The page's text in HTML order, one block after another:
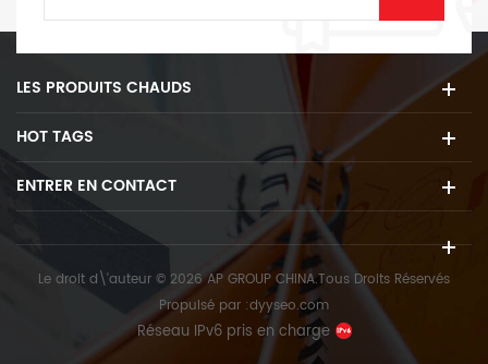
LES PRODUITS CHAUDS
HOT TAGS
ENTRER EN CONTACT
Le droit d\'auteur © 2026 AP GROUP CHINA.Tous Droits Réservés
Propulsé par :dyyseo.com
Réseau IPv6 pris en charge